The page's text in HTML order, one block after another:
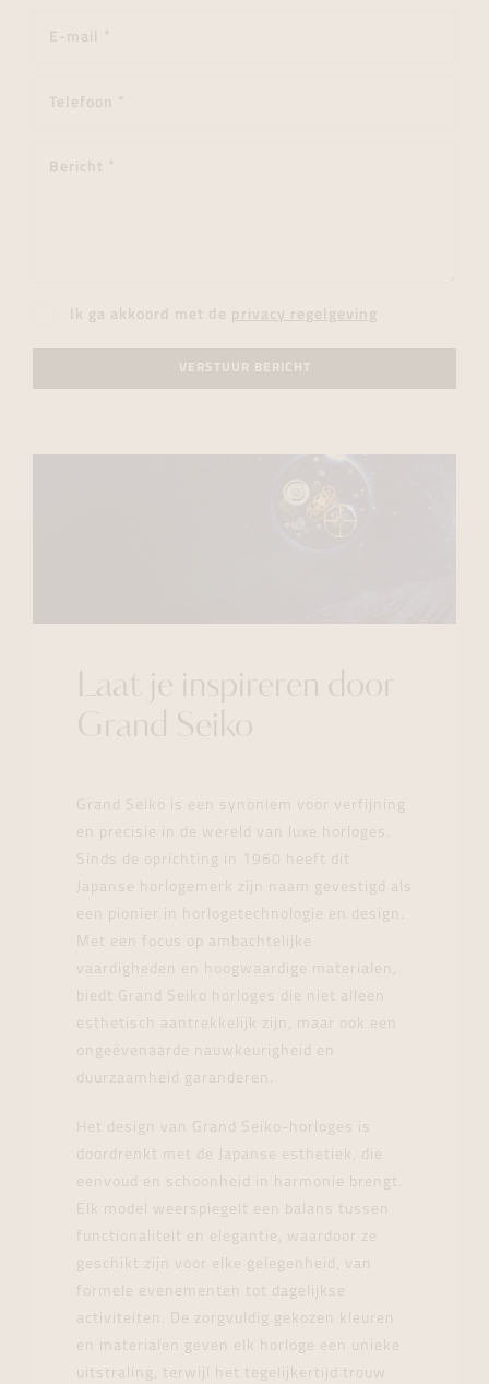
Ik ga akkoord met de privacy regelgeving
VERSTUUR BERICHT
Laat je inspireren door
Grand Seiko
Grand Seiko is een synoniem voor verfijning
en precisie in de wereld van luxe horloges.
Sinds de oprichting in 1960 heeft dit
Japanse horlogemerk zijn naam gevestigd als
een pionier in horlogetechnologie en design.
Met een focus op ambachtelijke
vaardigheden en hoogwaardige materialen,
biedt Grand Seiko horloges die niet alleen
esthetisch aantrekkelijk zijn, maar ook een
ongeëvenaarde nauwkeurigheid en
duurzaamheid garanderen.
Het design van Grand Seiko-horloges is
doordrenkt met de Japanse esthetiek, die
eenvoud en schoonheid in harmonie brengt.
Elk model weerspiegelt een balans tussen
functionaliteit en elegantie, waardoor ze
geschikt zijn voor elke gelegenheid, van
formele evenementen tot dagelijkse
activiteiten. De zorgvuldig gekozen kleuren
en materialen geven elk horloge een unieke
uitstraling, terwijl het tegelijkertijd trouw